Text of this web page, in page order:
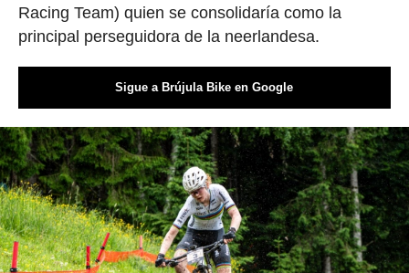
Racing Team) quien se consolidaría como la
principal perseguidora de la neerlandesa.
Sigue a Brújula Bike en Google